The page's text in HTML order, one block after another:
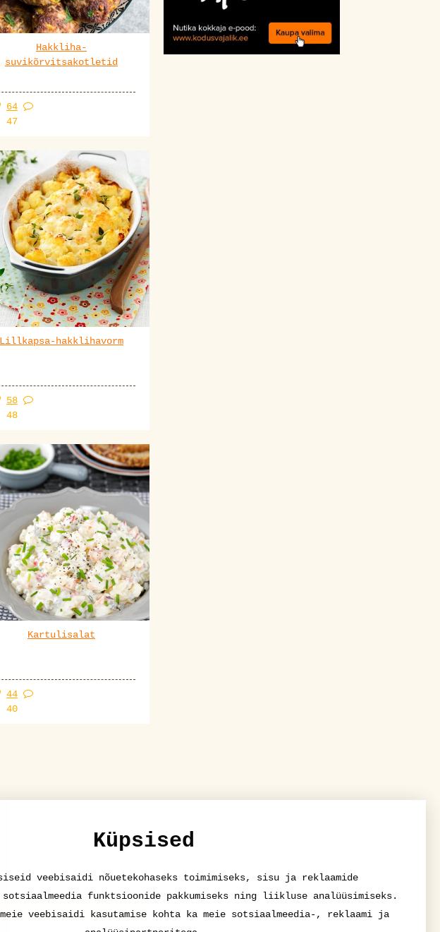
Hakkliha-
suvikõrvitsakotletid
64
47
Lillkapsa-hakklihavorm
58
48
Kartulisalat
44
40
Küpsised
veebisaidi nõuetekohaseks toimimiseks, sisu ja reklaamide
funktsioonide pakkumiseks ning liikluse analüüsimiseks.
veebisaidi kasutamise kohta ka meie sotsiaalmeedia-, reklaami ja